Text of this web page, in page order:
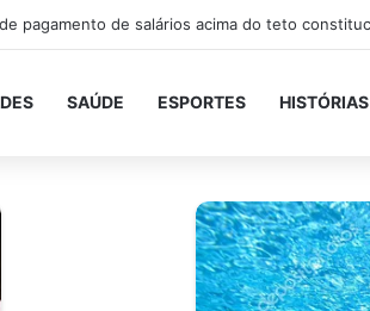
SAÚDE ESPORTES HISTÓRIAS